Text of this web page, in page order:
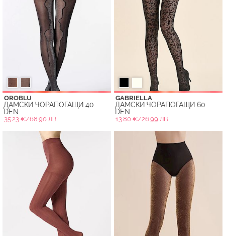
OROBLU
ДАМСКИ ЧОРАПОГАЩИ 40
DEN
35.23 €/68.90 ЛВ.
GABRIELLA
ДАМСКИ ЧОРАПОГАЩИ 60
DEN
13.80 €/26.99 ЛВ.